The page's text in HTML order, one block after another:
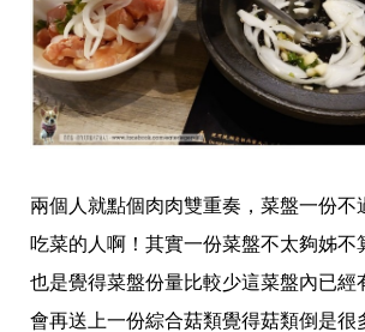
兩個人就點個肉肉雙重奏，菜盤一份不
吃菜的人啊！其實一份菜盤不太夠姊不
也是覺得菜盤份量比較少這菜盤內已經
會再送上一份綜合菇類覺得菇類倒是很